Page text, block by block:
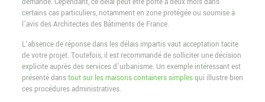
demande. Cependant, ce délai peut être porté à deux mois dans
certains cas particuliers, notamment en zone protégée ou soumise à
l’avis des Architectes des Bâtiments de France.
L’absence de réponse dans les délais impartis vaut acceptation tacite
de votre projet. Toutefois, il est recommandé de solliciter une décision
explicite auprès des services d’urbanisme. Un exemple intéressant est
présenté danstout sur les maisons containers simplesqui illustre bien
ces procédures administratives.